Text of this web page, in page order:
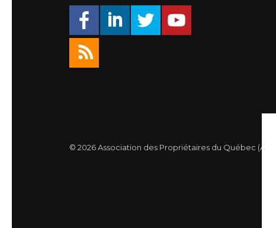
© 2026 Association des Propriétaires du Québec (APQ)